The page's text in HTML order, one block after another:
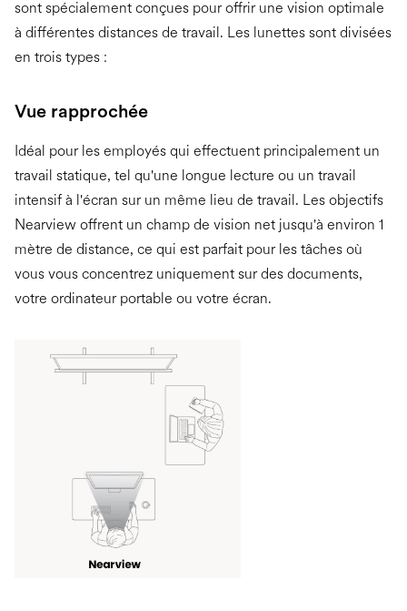
sont spécialement conçues pour offrir une vision optimale
à différentes distances de travail. Les lunettes sont divisées
en trois types :
Vue rapprochée
Idéal pour les employés qui effectuent principalement un
travail statique, tel qu'une longue lecture ou un travail
intensif à l'écran sur un même lieu de travail. Les objectifs
Nearview offrent un champ de vision net jusqu'à environ 1
mètre de distance, ce qui est parfait pour les tâches où
vous vous concentrez uniquement sur des documents,
votre ordinateur portable ou votre écran.